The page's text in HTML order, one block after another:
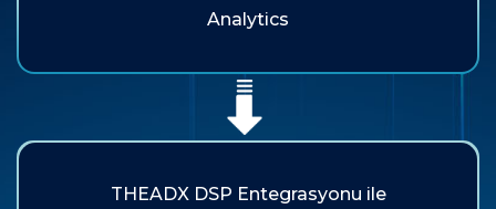
Analytics
THEADX DSP Entegrasyonu ile